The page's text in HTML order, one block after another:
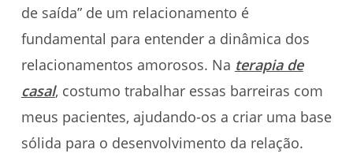
de saída” de um relacionamento é
fundamental para entender a dinâmica dos
relacionamentos amorosos. Na terapia de
casal, costumo trabalhar essas barreiras com
meus pacientes, ajudando-os a criar uma base
sólida para o desenvolvimento da relação.